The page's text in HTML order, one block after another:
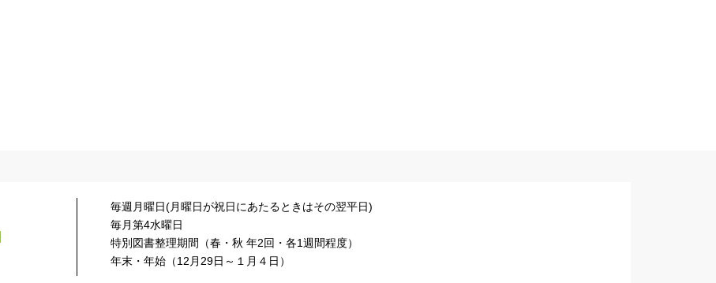
毎週月曜日(月曜日が祝日にあたるときはその翌平日)
毎月第4水曜日
特別図書整理期間（春・秋 年2回・各1週間程度）
年末・年始（12月29日～１月４日）